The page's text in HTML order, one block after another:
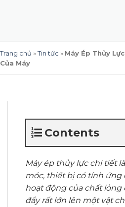
Trang chủ »Tin tức » Máy Ép Thủy
Của Máy
Contents
Máy ép thủy lực chi tiết
móc, thiết bị có tính ứng
hoạt động của chất lỏng
đẩy rất lớn lên một vật